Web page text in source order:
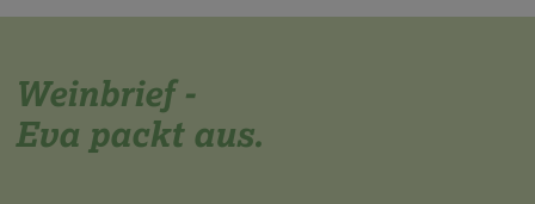
Weinbrief -
Eva packt aus.